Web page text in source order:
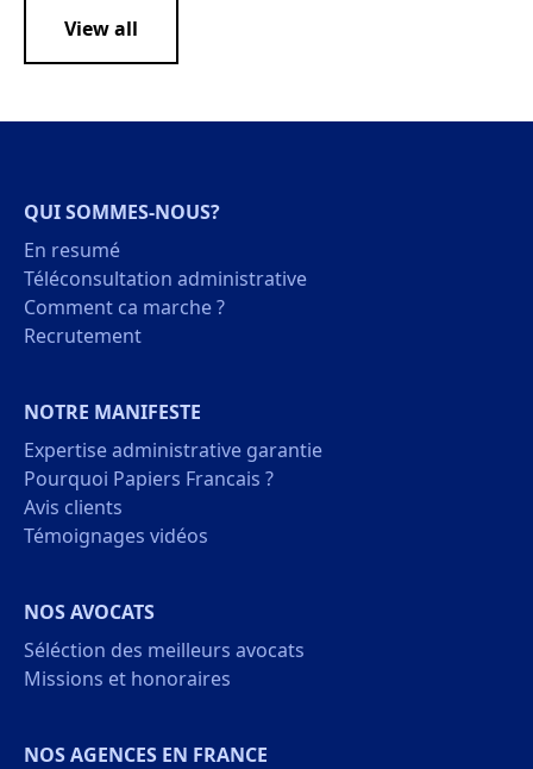
View all
QUI SOMMES-NOUS?
En resumé
Téléconsultation administrative
Comment ca marche ?
Recrutement
NOTRE MANIFESTE
Expertise administrative garantie
Pourquoi Papiers Francais ?
Avis clients
Témoignages vidéos
NOS AVOCATS
Séléction des meilleurs avocats
Missions et honoraires
NOS AGENCES EN FRANCE